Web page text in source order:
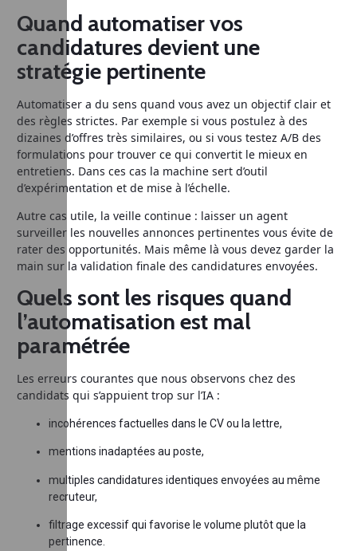
Quand automatiser vos
candidatures devient une
stratégie pertinente
Automatiser a du sens quand vous avez un objectif clair et
des règles strictes. Par exemple si vous postulez à des
dizaines d’offres très similaires, ou si vous testez A/B des
formulations pour trouver ce qui convertit le mieux en
entretiens. Dans ces cas la machine sert d’outil
d’expérimentation et de mise à l’échelle.
Autre cas utile, la veille continue : laisser un agent
surveiller les nouvelles annonces pertinentes vous évite de
rater des opportunités. Mais même là vous devez garder la
main sur la validation finale des candidatures envoyées.
Quels sont les risques quand
l’automatisation est mal
paramétrée
Les erreurs courantes que nous observons chez des
candidats qui s’appuient trop sur l’IA :
incohérences factuelles dans le CV ou la lettre,
mentions inadaptées au poste,
multiples candidatures identiques envoyées au même
recruteur,
filtrage excessif qui favorise le volume plutôt que la
pertinence.